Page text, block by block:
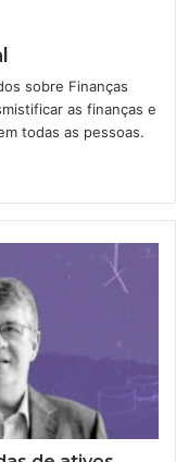
sobre Finanças
as finanças e
todas as pessoas.